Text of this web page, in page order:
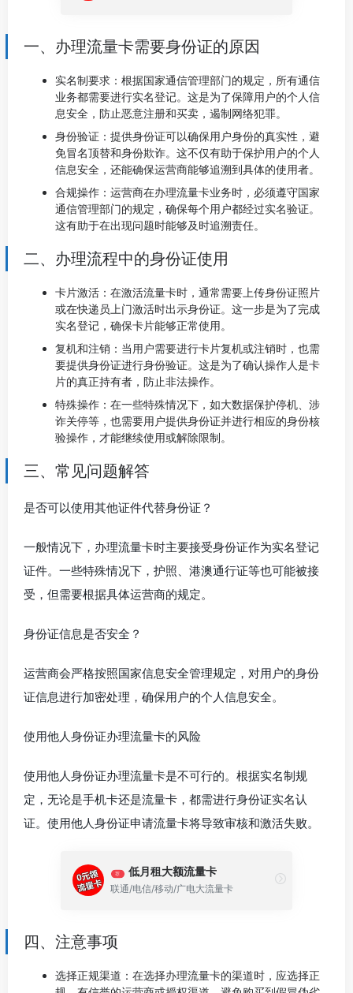
一、办理流量卡需要身份证的原因
实名制要求：根据国家通信管理部门的规定，所有通信
业务都需要进行实名登记。这是为了保障用户的个人信
息安全，防止恶意注册和买卖，遏制网络犯罪。
身份验证：提供身份证可以确保用户身份的真实性，避
免冒名顶替和身份欺诈。这不仅有助于保护用户的个人
信息安全，还能确保运营商能够追溯到具体的使用者。
合规操作：运营商在办理流量卡业务时，必须遵守国家
通信管理部门的规定，确保每个用户都经过实名验证。
这有助于在出现问题时能够及时追溯责任。
二、办理流程中的身份证使用
卡片激活：在激活流量卡时，通常需要上传身份证照片
或在快递员上门激活时出示身份证。这一步是为了完成
实名登记，确保卡片能够正常使用。
复机和注销：当用户需要进行卡片复机或注销时，也需
要提供身份证进行身份验证。这是为了确认操作人是卡
片的真正持有者，防止非法操作。
特殊操作：在一些特殊情况下，如大数据保护停机、涉
诈关停等，也需要用户提供身份证并进行相应的身份核
验操作，才能继续使用或解除限制。
三、常见问题解答
是否可以使用其他证件代替身份证？
一般情况下，办理流量卡时主要接受身份证作为实名登记
证件。一些特殊情况下，护照、港澳通行证等也可能被接
受，但需要根据具体运营商的规定。
身份证信息是否安全？
运营商会严格按照国家信息安全管理规定，对用户的身份
证信息进行加密处理，确保用户的个人信息安全。
使用他人身份证办理流量卡的风险
使用他人身份证办理流量卡是不可行的。根据实名制规
定，无论是手机卡还是流量卡，都需进行身份证实名认
证。使用他人身份证申请流量卡将导致审核和激活失败。
荐 低月租大额流量卡
联通/电信/移动/广电大流量卡
四、注意事项
选择正规渠道：在选择办理流量卡的渠道时，应选择正